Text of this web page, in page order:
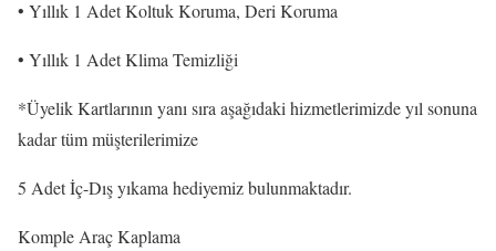
• Yıllık 1 Adet Koltuk Koruma, Deri Koruma
• Yıllık 1 Adet Klima Temizliği
*Üyelik Kartlarının yanı sıra aşağıdaki hizmetlerimizde yıl sonuna
kadar tüm müşterilerimize
5 Adet İç-Dış yıkama hediyemiz bulunmaktadır.
Komple Araç Kaplama